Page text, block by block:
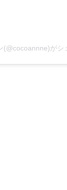
(@cocoannne)がシ